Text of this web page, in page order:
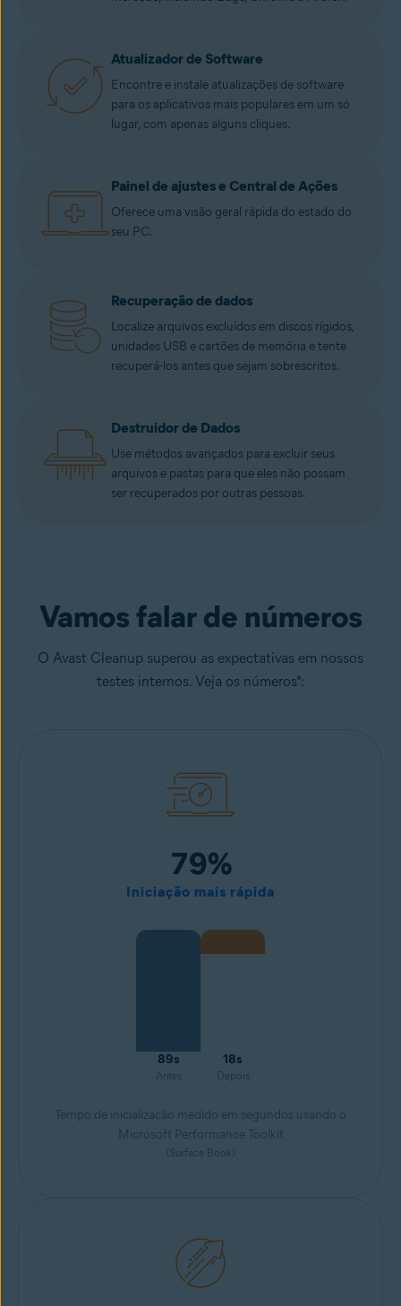
Atualizador de Software
Encontre e instale atualizações de software
para os aplicativos mais populares em um só
lugar, com apenas alguns cliques.
Painel de ajustes e Central de Ações
Oferece uma visão geral rápida do estado do
seu PC.
Recuperação de dados
Localize arquivos excluídos em discos rígidos,
unidades USB e cartões de memória e tente
recuperá-los antes que sejam sobrescritos.
Destruidor de Dados
Use métodos avançados para excluir seus
arquivos e pastas para que eles não possam
ser recuperados por outras pessoas.
Vamos falar de números
O Avast Cleanup superou as expectativas em nossos
testes internos. Veja os números*:
79%
Iniciação mais rápida
89s
Antes
18s
Depois
Tempo de inicialização medido em segundos usando o
Microsoft Performance Toolkit
(Surface Book)